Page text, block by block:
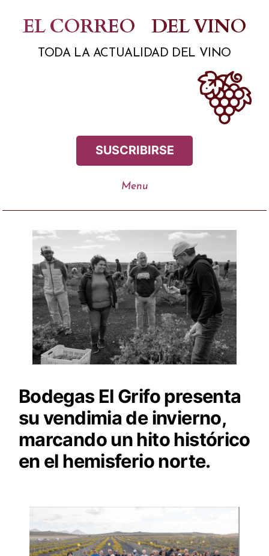
contenido
EL CORREO DEL VINO
TODA LA ACTUALIDAD DEL VINO
SUSCRIBIRSE
Bodegas El Grifo presenta
su vendimia de invierno,
marcando un hito histórico
en el hemisferio norte.